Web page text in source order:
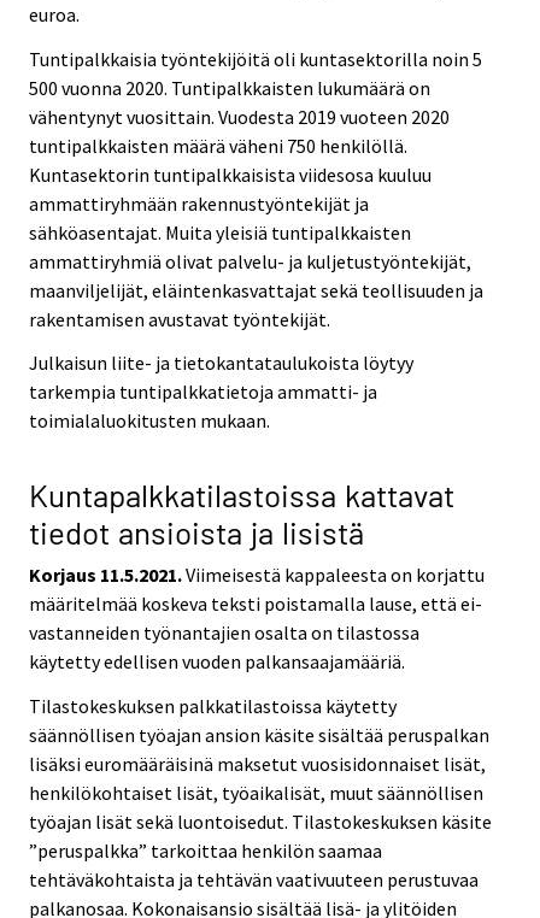
euroa.
Tuntipalkkaisia työntekijöitä oli kuntasektorilla noin 5
500 vuonna 2020. Tuntipalkkaisten lukumäärä on
vähentynyt vuosittain. Vuodesta 2019 vuoteen 2020
tuntipalkkaisten määrä väheni 750 henkilöllä.
Kuntasektorin tuntipalkkaisista viidesosa kuuluu
ammattiryhmään rakennustyöntekijät ja
sähköasentajat. Muita yleisiä tuntipalkkaisten
ammattiryhmiä olivat palvelu- ja kuljetustyöntekijät,
maanviljelijät, eläintenkasvattajat sekä teollisuuden ja
rakentamisen avustavat työntekijät.
Julkaisun liite- ja tietokantataulukoista löytyy
tarkempia tuntipalkkatietoja ammatti- ja
toimialaluokitusten mukaan.
Kuntapalkkatilastoissa kattavat
tiedot ansioista ja lisistä
Korjaus 11.5.2021.Viimeisestä kappaleesta on korjattu
määritelmää koskeva teksti poistamalla lause, että ei-
vastanneiden työnantajien osalta on tilastossa
käytetty edellisen vuoden palkansaajamääriä.
Tilastokeskuksen palkkatilastoissa käytetty
säännöllisen työajan ansion käsite sisältää peruspalkan
lisäksi euromääräisinä maksetut vuosisidonnaiset lisät,
henkilökohtaiset lisät, työaikalisät, muut säännöllisen
työajan lisät sekä luontoisedut. Tilastokeskuksen käsite
”peruspalkka” tarkoittaa henkilön saamaa
tehtäväkohtaista ja tehtävän vaativuuteen perustuvaa
palkanosaa. Kokonaisansio sisältää lisä- ja ylitöiden